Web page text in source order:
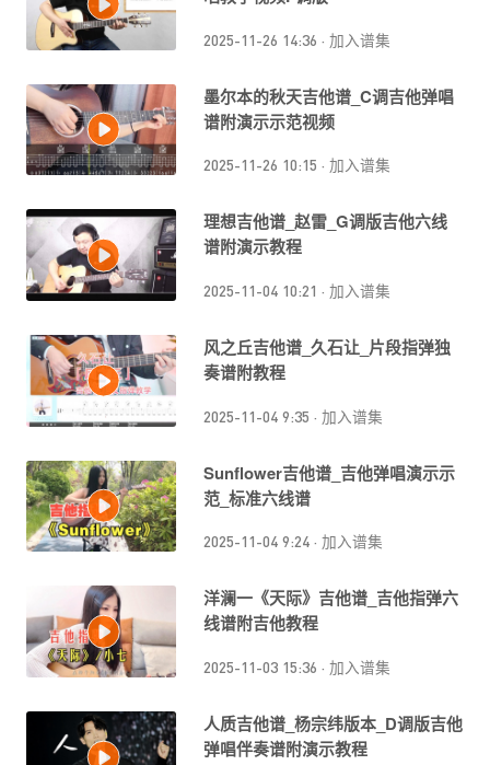
2025-11-26 14:36 · 加入谱集
墨尔本的秋天吉他谱_C调吉他弹唱
谱附演示示范视频
2025-11-26 10:15 · 加入谱集
理想吉他谱_赵雷_G调版吉他六线
谱附演示教程
2025-11-04 10:21 · 加入谱集
风之丘吉他谱_久石让_片段指弹独
奏谱附教程
2025-11-04 9:35 · 加入谱集
Sunflower吉他谱_吉他弹唱演示示
范_标准六线谱
2025-11-04 9:24 · 加入谱集
洋澜一《天际》吉他谱_吉他指弹六
线谱附吉他教程
2025-11-03 15:36 · 加入谱集
人质吉他谱_杨宗纬版本_D调版吉他
弹唱伴奏谱附演示教程